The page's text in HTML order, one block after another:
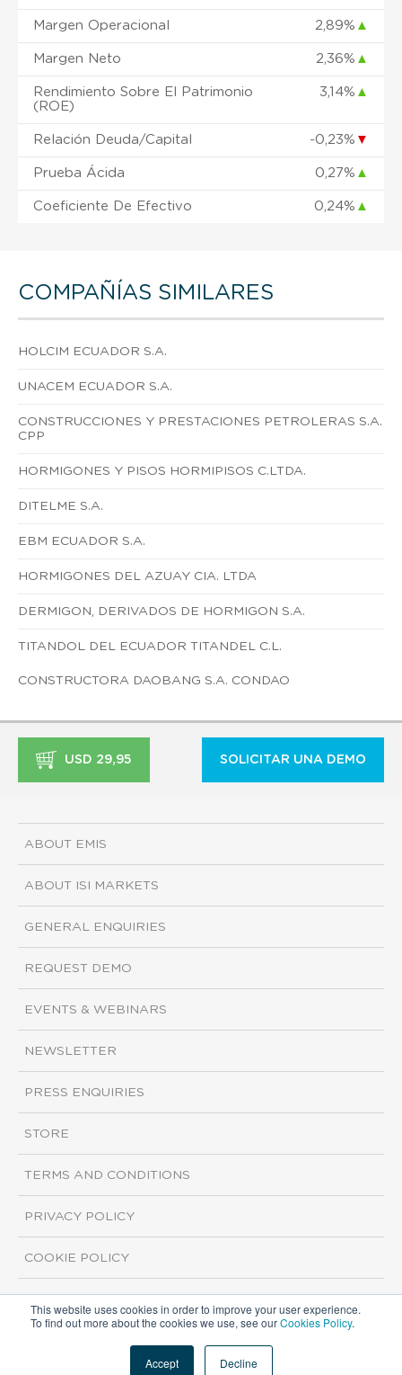
This website uses cookies in order to improve your user experience.
To find out more about the cookies we use, see ourCookies Policy.
Accept Decline
Margen Operacional 2,89% ▲
Margen Neto 2,36% ▲
Rendimiento Sobre El Patrimonio
(ROE)
3,14% ▲
Relación Deuda/Capital -0,23% ▼
Prueba Ácida 0,27% ▲
Coeficiente De Efectivo 0,24% ▲
COMPAÑÍAS SIMILARES
HOLCIM ECUADOR S.A.
UNACEM ECUADOR S.A.
CONSTRUCCIONES Y PRESTACIONES PETROLERAS S.A.
CPP
HORMIGONES Y PISOS HORMIPISOS C.LTDA.
DITELME S.A.
EBM ECUADOR S.A.
HORMIGONES DEL AZUAY CIA. LTDA
DERMIGON, DERIVADOS DE HORMIGON S.A.
TITANDOL DEL ECUADOR TITANDEL C.L.
CONSTRUCTORA DAOBANG S.A. CONDAO
USD 29,95 SOLICITAR UNA DEMO
ABOUT EMIS
ABOUT ISI MARKETS
GENERAL ENQUIRIES
REQUEST DEMO
EVENTS & WEBINARS
NEWSLETTER
PRESS ENQUIRIES
STORE
TERMS AND CONDITIONS
PRIVACY POLICY
COOKIE POLICY
Copyright ©2026 ISI Markets. All rights reserved.